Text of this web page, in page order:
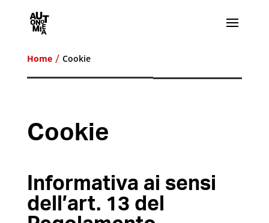
Home Cookie
Cookie
Informativa ai sensi
dell’art. 13 del